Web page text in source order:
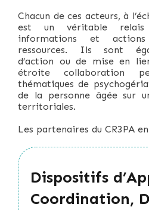
Chacun de ces acteurs, à
est un véritable
informations et
ressources. Ils sont
d’action ou de mise en
étroite collaboration
thématiques de
de la personne âgée sur
territoriales.
Les partenaires du CR3PA
Dispositifs
Coordination,